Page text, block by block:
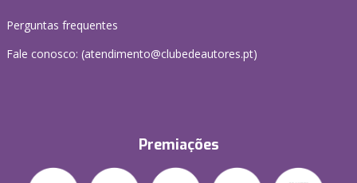
Perguntas frequentes
Fale conosco: (atendimento@clubedeautores.pt)
Premiações